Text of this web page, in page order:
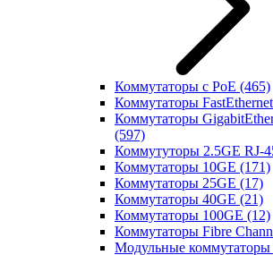
Коммутаторы с PoE (465)
Коммутаторы
Коммутаторы
(597)
Коммутуторы 2.5GE RJ-
Коммутаторы 10GE (171)
Коммутаторы 25GE (17)
Коммутаторы 40GE (21)
Коммутаторы 100GE (12)
Коммутаторы Fibre
Модульные коммутаторы